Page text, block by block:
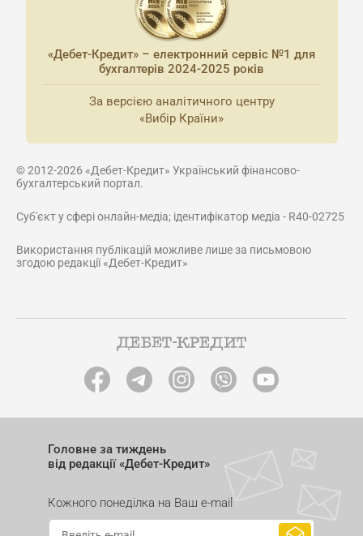
«Дебет-Кредит» – електронний сервіс №1 для
бухгалтерів 2024-2025 років
За версією аналітичного центру
«Вибір Країни»
© 2012-2026 «Дебет-Кредит» Український фінансово-
бухгалтерський портал.
Суб'єкт у сфері онлайн-медіа; ідентифікатор медіа - R40-02725
Використання публікацій можливе лише за письмовою
згодою редакції «Дебет-Кредит»
Головне за тиждень
від редакції «Дебет-Кредит»
Кожного понеділка на Ваш e-mail